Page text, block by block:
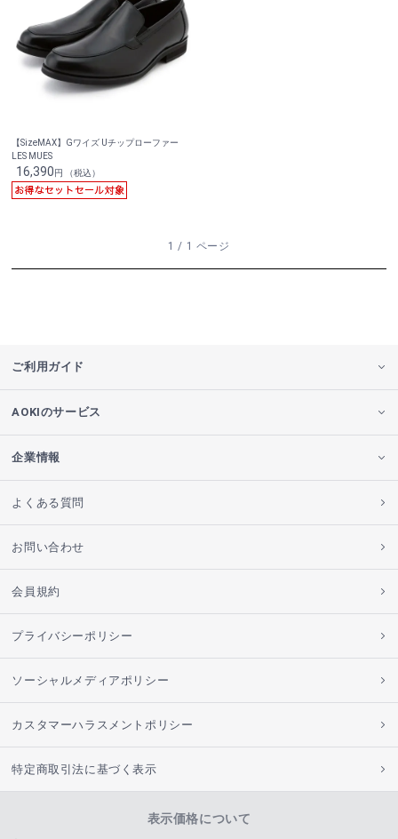
【SizeMAX】Gワイズ Uチップローファー
LES MUES
16,390円 （税込）
1 / 1 ページ
ご利用ガイド
AOKIのサービス
企業情報
よくある質問
お問い合わせ
会員規約
プライバシーポリシー
ソーシャルメディアポリシー
カスタマーハラスメントポリシー
特定商取引法に基づく表示
表示価格について